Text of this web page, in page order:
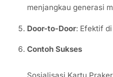
menjangkau generasi
Door-to-Door: Efektif
Contoh Sukses